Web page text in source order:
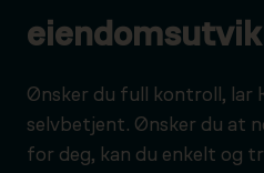
Ønsker du full kontroll, lar
selvbetjent. Ønsker du at
for deg, kan du enkelt og